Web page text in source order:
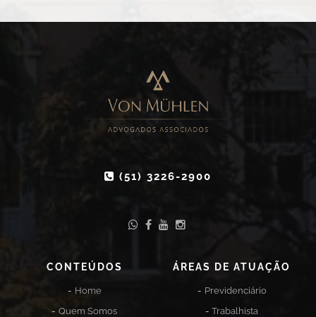
(51) 3226-2900
CONTEÚDOS
Home
Quem Somos
ÁREAS DE ATUAÇÃO
Previdenciário
Trabalhista